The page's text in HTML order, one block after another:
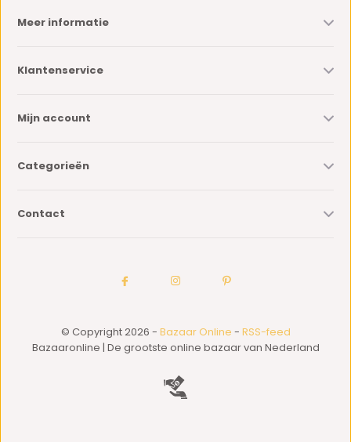
Meer informatie
Klantenservice
Mijn account
Categorieën
Contact
© Copyright 2026 - Bazaar Online - RSS-feed
Bazaaronline | De grootste online bazaar van Nederland